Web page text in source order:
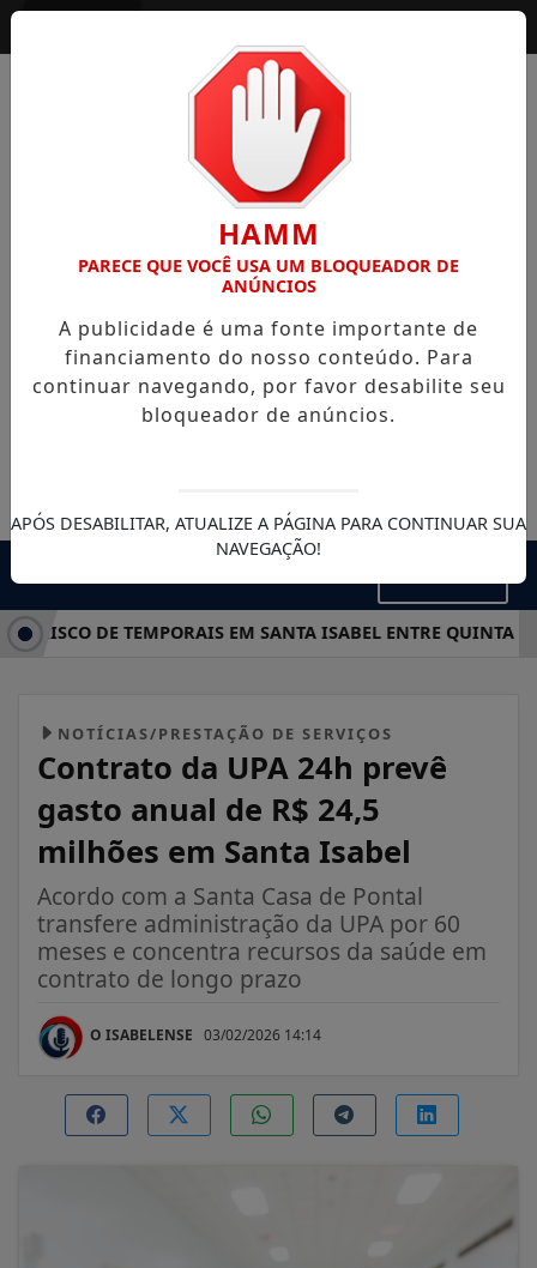
DE TEMPORAIS EM SANTA ISABEL ENTRE QUINTA E
NOTÍCIAS/PRESTAÇÃO DE SERVIÇOS
Contrato da UPA 24h prevê
gasto anual de R$ 24,5
milhões em Santa Isabel
Acordo com a Santa Casa de Pontal
transfere administração da UPA por 60
meses e concentra recursos da saúde em
contrato de longo prazo
O ISABELENSE 03/02/2026 14:14
HAMM
PARECE QUE VOCÊ USA UM BLOQUEADOR DE
ANÚNCIOS
A publicidade é uma fonte importante de
financiamento do nosso conteúdo. Para
continuar navegando, por favor desabilite seu
bloqueador de anúncios.
APÓS DESABILITAR, ATUALIZE A PÁGINA PARA CONTINUAR SUA
NAVEGAÇÃO!